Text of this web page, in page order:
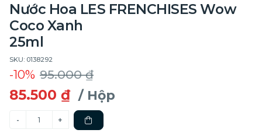
Nước Hoa LES FRENCHISES Wow
Coco Xanh
25ml
SKU: 0138292
-10% 95.000 ₫
85.500 ₫ / Hộp